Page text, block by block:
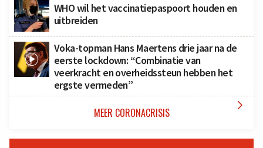
WHO wil het vaccinatiepaspoort houden en
uitbreiden
Voka-topman Hans Maertens drie jaar na de
eerste lockdown: “Combinatie van
veerkracht en overheidssteun hebben het
ergste vermeden”
MEER CORONACRISIS 